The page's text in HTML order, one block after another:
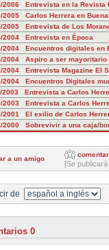
2006 Entrevista en la Revista
2005 Carlos Herrera en
2005 Entrevista de Los
2004 Entrevista en Época
2004 Encuentros digitales en
2004 Aspiro a ser mayoritario
2004 Entrevista Magazine El
2004 Encuentros Digitales
2003 Entrevista a Carlos
2003 Entrevista a Carlos
2001 El exilio de Carlos
2000 Sobrevivir a una caja/
a un amigo
comentar
[Se
de
0